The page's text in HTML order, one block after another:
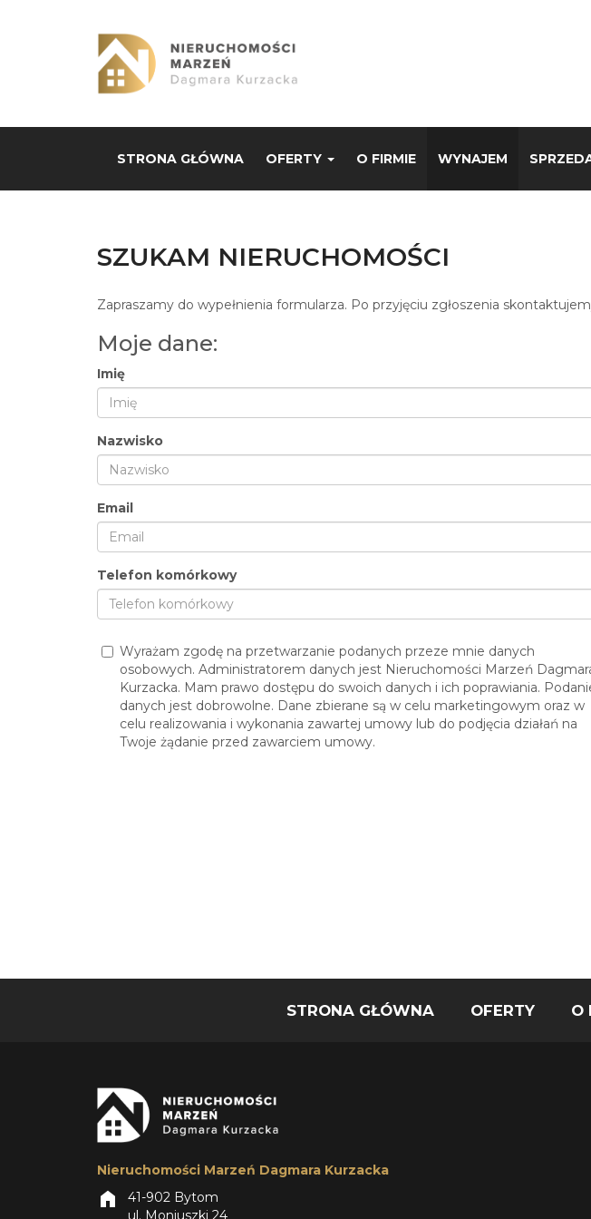
STRONA GŁÓWNA OFERTY O FIRMIE WYNAJEM
SZUKAM NIERUCHOMOŚCI
Zapraszamy do wypełnienia formularza. Po przyjęciu zgłoszenia
Moje dane:
Imię
Nazwisko
Email
Telefon komórkowy
Wyrażam zgodę na przetwarzanie podanych przeze mnie danych
osobowych. Administratorem danych jest Nieruchomości Marzeń
Kurzacka. Mam prawo dostępu do swoich danych i ich poprawiania.
danych jest dobrowolne. Dane zbierane są w celu marketingowym oraz w
celu realizowania i wykonania zawartej umowy lub do podjęcia działań na
Twoje żądanie przed zawarciem umowy.
STRONA GŁÓWNA OFERTY O
Nieruchomości Marzeń Dagmara Kurzacka
home
41-902 Bytom
ul. Moniuszki 24